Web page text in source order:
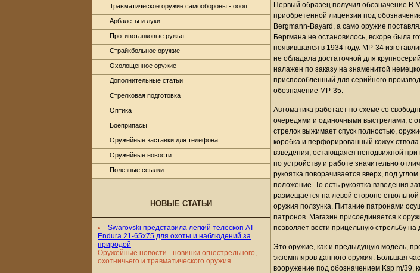
Первый образец получил обозначение
приобретенной лицензии под
Bergmann-Bayard, а само оружие
Бергмана не остановилось, вскоре была
появившаяся в 1934 году. MP-34
не обладала достаточной для
налажен по заказу на знаменитой
приспособленный для серийного
обозначение MP-35.
Автоматика работает по схеме со
очередями и одиночными выстрелами, с
стрелок выжимает спуск полностью,
коробка и перфорированный кожух
взведения, остающаяся неподвижной при
по устройству и работе значительно
рукоятка поворачивается вверх, под
положение. То есть рукоятка взведения
размещается на левой стороне
оружия ползунка. Питание патронами
патронов. Магазин присоединяется к
позволяет вести прицельную стрельбу
Это оружие, как и предыдущую модель,
экземпляров данного оружия. Большая
вооружение под обозначением Ksp m/39,
Травматическое оружие самообороны - оооп
Арбалеты и луки
Противотанковые ружья
Страйкбольное оружие
Охолощенное оружие
Дополнительные статьи
Стрелковая подготовка
Оптика
Боеприпасы
Оружейные заставки для телефона
Оружейные новости
Полезные ссылки
НОВЫЕ СТАТЬИ
Swarovski представила легкий телескоп AT
Endura 21-65x75 для охоты и наблюдений за
природой
Оружейные новости - новинки огнестрельного,
охотничьего и травматического оружия